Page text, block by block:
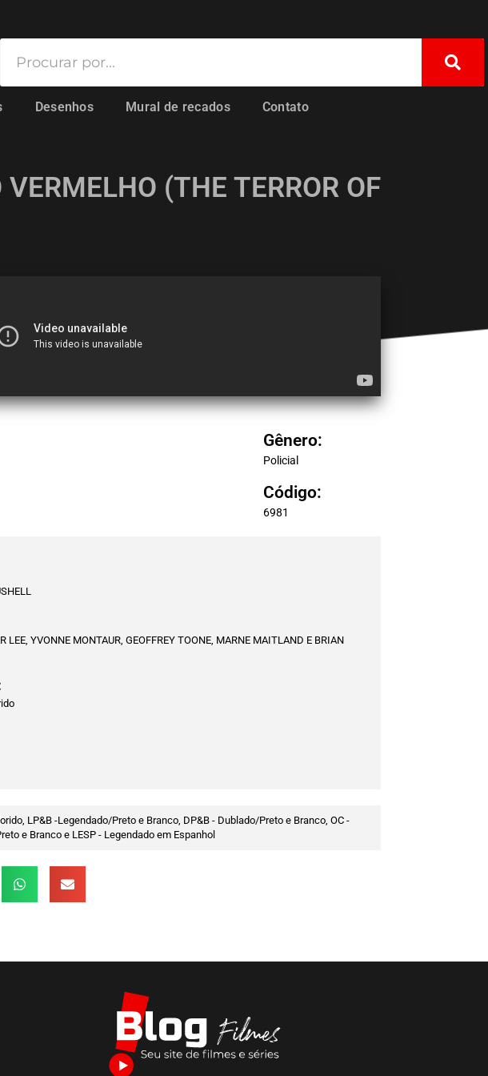
Desenhos Mural de recados Contato
(THE TERROR OF
Gênero:
Policial
Código:
6981
LEE, YVONNE MONTAUR, GEOFFREY TOONE, MARNE MAITLAND E BRIAN
LP&B -Legendado/Preto e Branco, DP&B - Dublado/Preto e Branco, OC -
e Branco e LESP - Legendado em Espanhol